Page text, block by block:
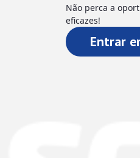
Não perca a
eficazes!
Entrar